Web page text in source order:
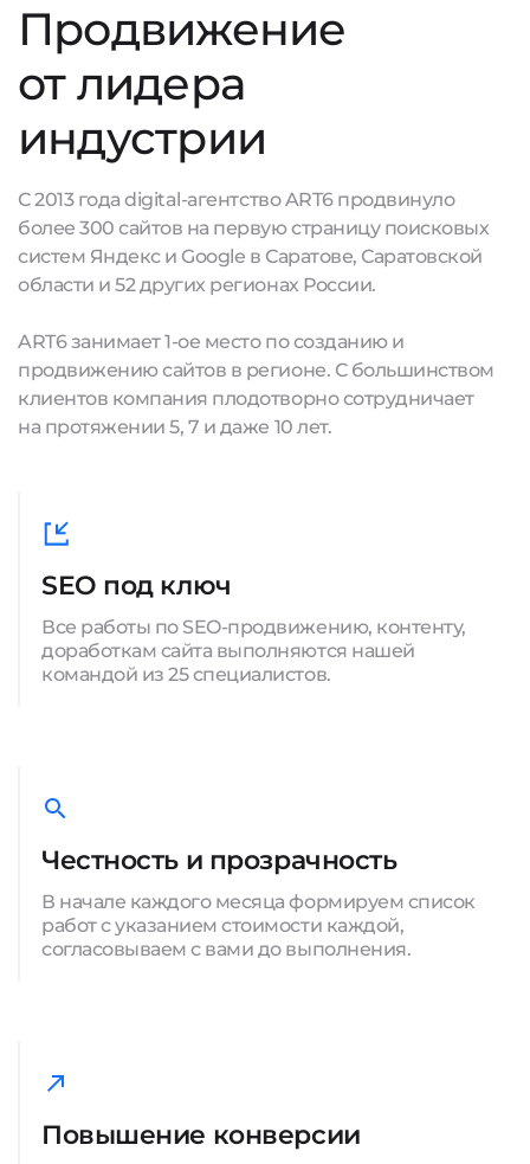
Продвижение
от лидера
индустрии
С 2013 года digital-агентство ART6 продвинуло
более 300 сайтов на первую страницу поисковых
систем Яндекс и Google в Саратове, Саратовской
области и 52 других регионах России.
ART6 занимает 1-ое место по созданию и
продвижению сайтов в регионе. С большинством
клиентов компания плодотворно сотрудничает
на протяжении 5, 7 и даже 10 лет.
SEO под ключ
Все работы по SEO-продвижению, контенту,
доработкам сайта выполняются нашей
командой из 25 специалистов.
Честность и прозрачность
В начале каждого месяца формируем список
работ с указанием стоимости каждой,
согласовываем с вами до выполнения.
Повышение конверсии